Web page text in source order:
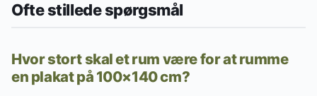
Ofte stillede spørgsmål
Hvor stort skal et rum være for at rumme
en plakat på 100×140 cm?